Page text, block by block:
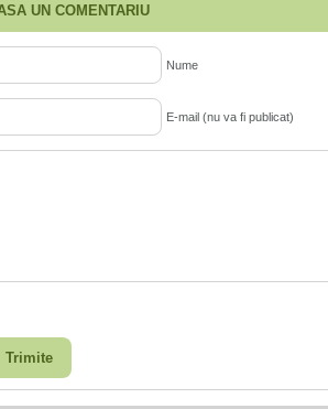
UN COMENTARIU
Nume
E-mail (nu va fi publicat)
Trimite